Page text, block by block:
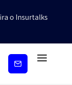
o Insurtalks
Inscreva-